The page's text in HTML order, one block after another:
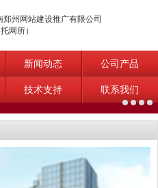
新闻动态 公司产品
技术支持 联系我们